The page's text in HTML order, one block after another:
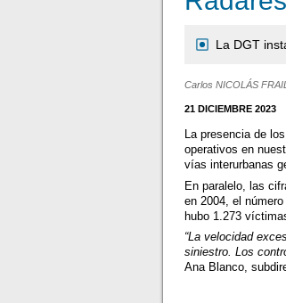
La DGT
Carlos NICOLÁS
21 DICIEMBRE 2023
La presencia de
operativos en
vías interurbanas
En paralelo, las
en 2004, el
hubo 1.273
“La velocidad
siniestro. Los
Ana Blanco,